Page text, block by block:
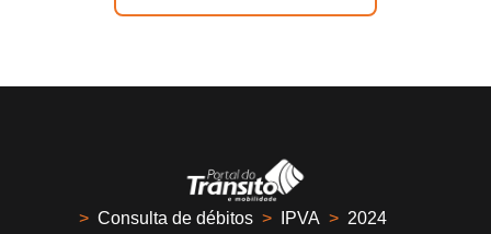
> Consulta de débitos > IPVA > 2024